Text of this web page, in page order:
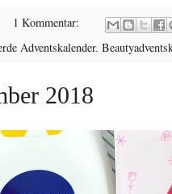
1 Kommentar:
Adventskalender,
2018